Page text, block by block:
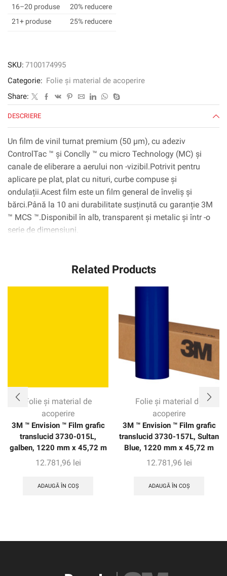
Complly
Mid
1220
mm
x
45,72
m
16–20 produse
20% reducere
21+ produse
25% reducere
SKU: 7100174995
Categorie: Folie și material de acoperire
Share:
DESCRIERE
Un film de vinil turnat premium (50 µm), cu adeziv
ControlTac ™ și Conclly ™ cu micro Technology (MC) și
canale de eliberare a aerului non -vizibil.Potrivit pentru
aplicare pe plat, plat cu nituri, curbe compuse și
ondulații.Acest film este un film general de înveliș și
bărci.Până la 10 ani durabilitate susținută cu garanție 3M
™ MCS ™.Disponibil în alb, transparent și metalic și într -o
serie de dimensiuni.
Related Products
Folie și material de
acoperire
3M ™ Envision ™ Film grafic
translucid 3730-015L,
galben, 1220 mm x 45,72 m
12.781,96 lei
ADAUGĂ ÎN COȘ
Folie și material de
acoperire
3M ™ Envision ™ Film grafic
translucid 3730-157L, Sultan
Blue, 1220 mm x 45,72 m
12.781,96 lei
ADAUGĂ ÎN COȘ